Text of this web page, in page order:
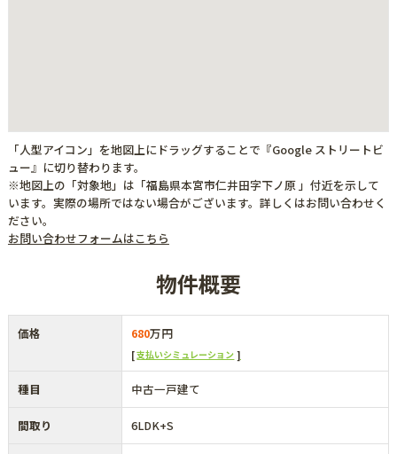
「人型アイコン」を地図上にドラッグすることで『Google ストリートビ
ュー』に切り替わります。
※地図上の「対象地」は「福島県本宮市仁井田字下ノ原 」付近を示して
います。実際の場所ではない場合がございます。詳しくはお問い合わせく
ださい。
お問い合わせフォームはこちら
物件概要
価格 680万円
支払いシミュレーション
種目 中古一戸建て
間取り 6LDK+S